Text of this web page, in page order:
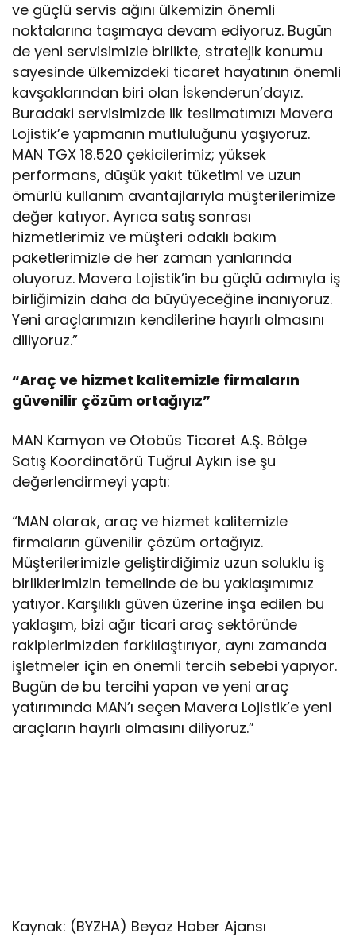
ve güçlü servis ağını ülkemizin önemli
noktalarına taşımaya devam ediyoruz. Bugün
de yeni servisimizle birlikte, stratejik konumu
sayesinde ülkemizdeki ticaret hayatının önemli
kavşaklarından biri olan İskenderun’dayız.
Buradaki servisimizde ilk teslimatımızı Mavera
Lojistik’e yapmanın mutluluğunu yaşıyoruz.
MAN TGX 18.520 çekicilerimiz; yüksek
performans, düşük yakıt tüketimi ve uzun
ömürlü kullanım avantajlarıyla müşterilerimize
değer katıyor. Ayrıca satış sonrası
hizmetlerimiz ve müşteri odaklı bakım
paketlerimizle de her zaman yanlarında
oluyoruz. Mavera Lojistik’in bu güçlü adımıyla iş
birliğimizin daha da büyüyeceğine inanıyoruz.
Yeni araçlarımızın kendilerine hayırlı olmasını
diliyoruz.”
“Araç ve hizmet kalitemizle firmaların
güvenilir çözüm ortağıyız”
MAN Kamyon ve Otobüs Ticaret A.Ş. Bölge
Satış Koordinatörü Tuğrul Aykın ise şu
değerlendirmeyi yaptı:
“MAN olarak, araç ve hizmet kalitemizle
firmaların güvenilir çözüm ortağıyız.
Müşterilerimizle geliştirdiğimiz uzun soluklu iş
birliklerimizin temelinde de bu yaklaşımımız
yatıyor. Karşılıklı güven üzerine inşa edilen bu
yaklaşım, bizi ağır ticari araç sektöründe
rakiplerimizden farklılaştırıyor, aynı zamanda
işletmeler için en önemli tercih sebebi yapıyor.
Bugün de bu tercihi yapan ve yeni araç
yatırımında MAN’ı seçen Mavera Lojistik’e yeni
araçların hayırlı olmasını diliyoruz.”
Kaynak: (BYZHA) Beyaz Haber Ajansı